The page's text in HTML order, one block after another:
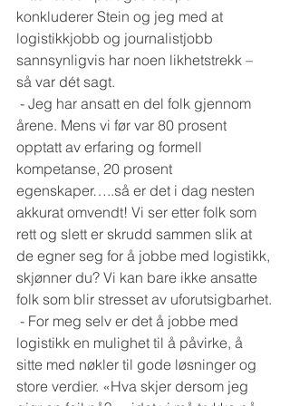
konkluderer Stein og jeg med at
logistikkjobb og journalistjobb
sannsynligvis har noen likhetstrekk –
så var dét sagt.
årene. Mens vi før var 80 prosent
opptatt av erfaring og formell
kompetanse, 20 prosent
egenskaper…..så er det i dag nesten
akkurat omvendt! Vi ser etter folk som
rett og slett er skrudd sammen slik at
de egner seg for å jobbe med logistikk,
skjønner du? Vi kan bare ikke ansatte
folk som blir stresset av uforutsigbarhet.
logistikk en mulighet til å påvirke, å
sitte med nøkler til gode løsninger og
store verdier. «Hva skjer dersom jeg